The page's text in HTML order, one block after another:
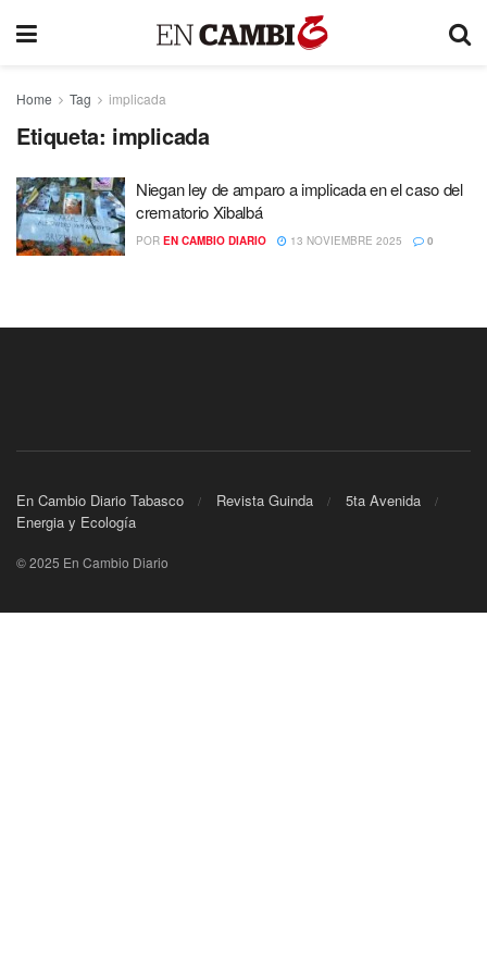
Home Tag implicada
Etiqueta: implicada
Niegan ley de amparo a implicada en el caso del
crematorio Xibalbá
POR EN CAMBIO DIARIO 13 NOVIEMBRE 2025 0
En Cambio Diario Tabasco Revista Guinda
5ta Avenida
Energia y Ecología
© 2025 En Cambio Diario